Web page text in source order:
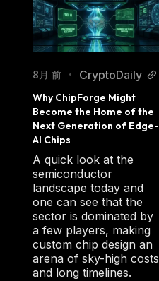
8月 前 • CryptoDaily
Why ChipForge Might
Become the Home of the
Next Generation of Edge-
AI Chips
A quick look at the
semiconductor
landscape today and
one can see that the
sector is dominated by
a few players, making
custom chip design an
arena of sky-high costs
and long timelines.